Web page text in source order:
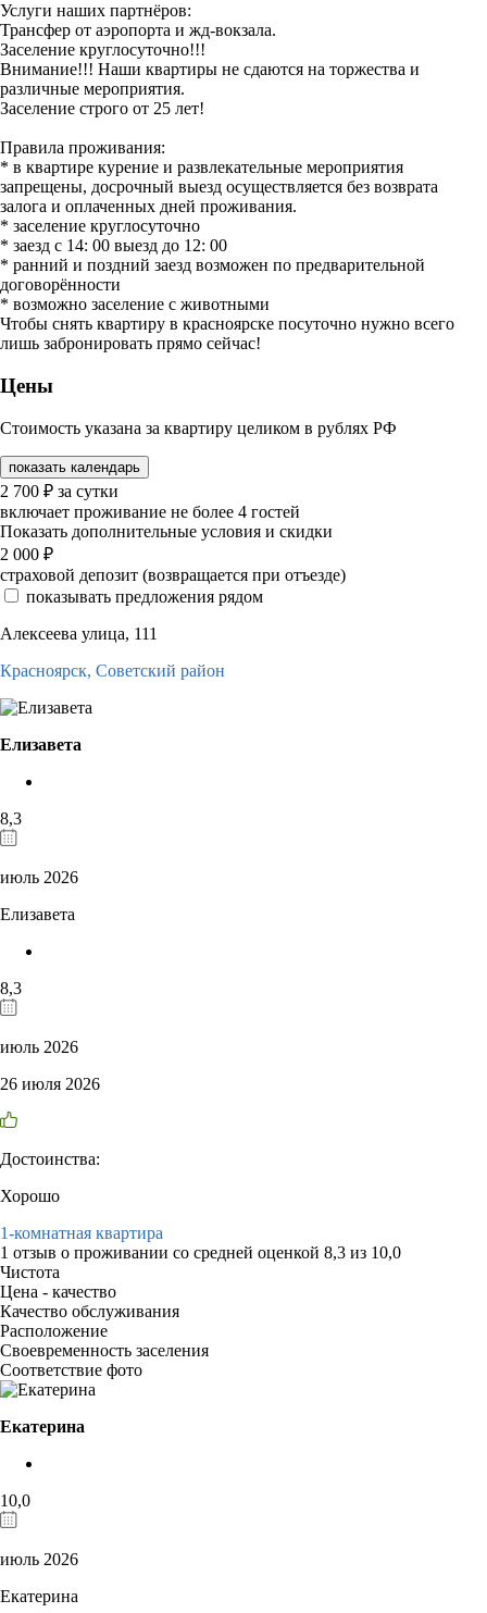
Услуги наших партнёров:
Трансфер от аэропорта и жд-вокзала.
Заселение круглосуточно!!!
Внимание!!! Наши квартиры не сдаются на торжества и
различные мероприятия.
Заселение строго от 25 лет!
Правила проживания:
* в квартире курение и развлекательные мероприятия
запрещены, досрочный выезд осуществляется без возврата
залога и оплаченных дней проживания.
* заселение круглосуточно
* заезд с 14: 00 выезд до 12: 00
* ранний и поздний заезд возможен по предварительной
договорённости
* возможно заселение с животными
Чтобы снять квартиру в красноярске посуточно нужно всего
лишь забронировать прямо сейчас!
Цены
Стоимость указана за квартиру целиком в рублях РФ
показать календарь
2 700 ₽ за сутки
включает проживание не более 4 гостей
Показать дополнительные условия и скидки
2 000 ₽
страховой депозит (возвращается при отъезде)
показывать предложения рядом
Алексеева улица, 111
Красноярск, Советский район
Елизавета
8,3
июль 2026
Елизавета
8,3
июль 2026
26 июля 2026
Достоинства:
Хорошо
1-комнатная квартира
1 отзыв о проживании со средней оценкой 8,3 из 10,0
Чистота
Цена - качество
Качество обслуживания
Расположение
Своевременность заселения
Соответствие фото
Екатерина
10,0
июль 2026
Екатерина